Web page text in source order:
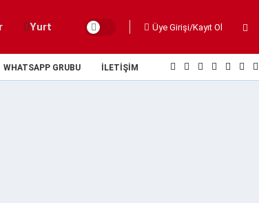
Yurt Üye Girişi/Kayıt Ol
WHATSAPP GRUBU İLETIŞIM